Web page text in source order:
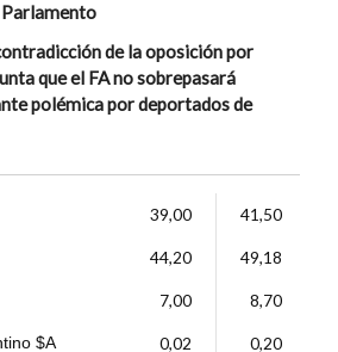
Parlamento
de la oposición por
que el FA no sobrepasará
polémica por deportados de
39,00 41,50
44,20 49,18
7,00 8,70
$A 0,02 0,20